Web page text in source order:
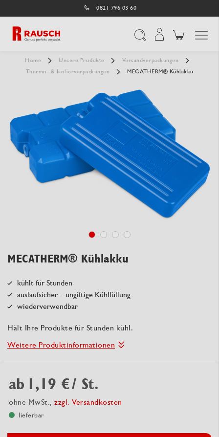
0821 796 03 60
Home Unsere Produkte
Versandverpackungen
Thermo- & Isolierverpackungen
MECATHERM® Kühlakku
MECATHERM® Kühlakku
kühlt für Stunden
auslaufsicher – ungiftige Kühlfüllung
wiederverwendbar
Hält Ihre Produkte für Stunden kühl.
Weitere Produktinformationen
ab 1,19 €/ St.
ohne MwSt., zzgl. Versandkosten
lieferbar